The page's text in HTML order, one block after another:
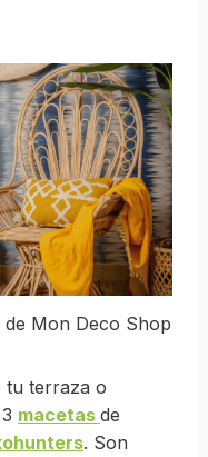
de Mon Deco Shop
tu terraza o
macetas de
. Son